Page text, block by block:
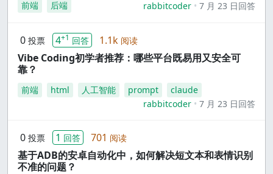
前端 后端 rabbitcoder 7 月 23 日回答
0 投票 4+1 回答 1.1k 阅读
Vibe Coding初学者推荐：哪些平台既易用又安全可
靠？
前端 html 人工智能 prompt
claude
rabbitcoder
7 月 23 日回答
0 投票 1 回答 701 阅读
基于ADB的安卓自动化中，如何解决短文本和表情识别
不准的问题？